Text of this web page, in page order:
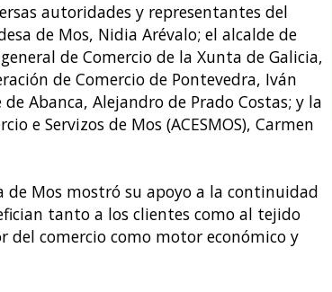
autoridades y representantes del
de Mos, Nidia Arévalo; el alcalde de
de Comercio de la Xunta de Galicia,
de Comercio de Pontevedra, Iván
Abanca, Alejandro de Prado Costas; y la
e Servizos de Mos (ACESMOS), Carmen
de Mos mostró su apoyo a la continuidad
tanto a los clientes como al tejido
del comercio como motor económico y